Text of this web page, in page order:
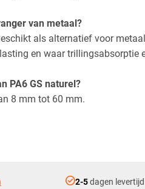
van metaal?
als alternatief voor
en waar trillingsabsorptie
PA6 GS naturel?
8 mm tot 60 mm.
check_circle2-5dagen levertijd